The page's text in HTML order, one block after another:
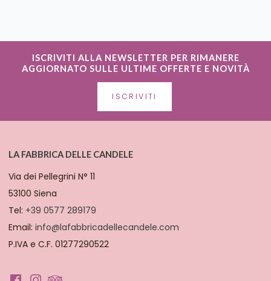
ISCRIVITI ALLA NEWSLETTER PER RIMANERE
AGGIORNATO SULLE ULTIME OFFERTE E NOVITÀ
ISCRIVITI
LA FABBRICA DELLE CANDELE
Via dei Pellegrini N° 11
53100 Siena
Tel: +39 0577 289179
Email: info@lafabbricadellecandele.com
P.IVA e C.F. 01277290522